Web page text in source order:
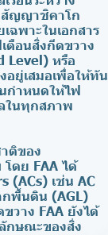
สัญญาชิคาโก
ฉพาะในเอกสาร
ตือนสิ่งกีดขวาง
Level) หรือ
อยู่เสมอเพื่อให้ทัน
กำหนดให้ไฟ
ในทุกสภาพ
ติของ
ดย FAA ได้
(ACs) เช่น AC
กพื้นดิน (AGL)
วาง FAA ยังได้
กษณะของสิ่ง